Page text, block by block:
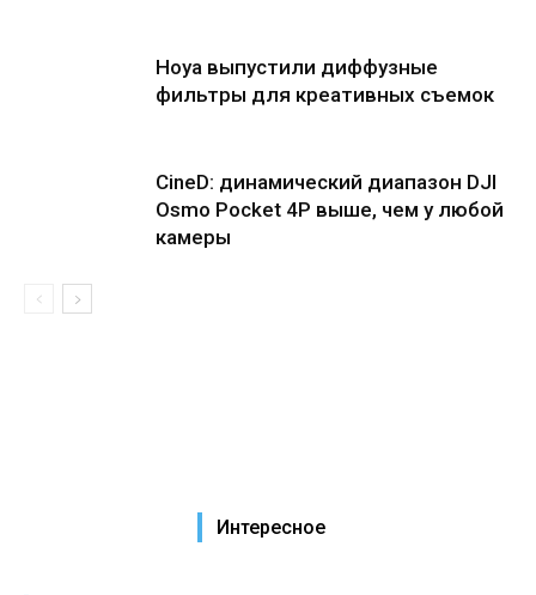
Hoya выпустили диффузные
фильтры для креативных съемок
CineD: динамический диапазон DJI
Osmo Pocket 4P выше, чем у любой
камеры
Интересное